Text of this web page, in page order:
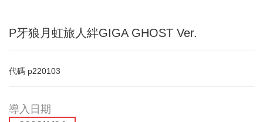
P牙狼月虹旅人絆GIGA GHOST Ver.
代碼 p220103
導入日期